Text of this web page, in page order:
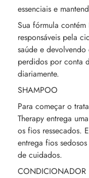
essenciais e
Sua fórmula
responsáveis pela
saúde e devolvendo
perdidos por conta
diariamente.
SHAMPOO
Para começar o
Therapy entrega
os fios ressecados.
entrega fios
de cuidados.
CONDICIONADOR